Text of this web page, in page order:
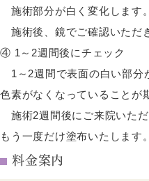
施術部分が白く変化します。
施術後、鏡でご確認いただ
④ 1～2週間後にチェック
1～2週間で表面の白い部分
色素がなくなっていることが
施術2週間後にご来院いた
もう一度だけ塗布いたします。
料金案内